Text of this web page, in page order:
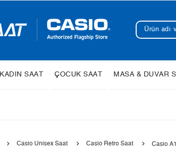
KADIN SAAT ÇOCUK SAAT MASA & DUVAR
Casio Unisex Saat Casio Retro Saat Casio